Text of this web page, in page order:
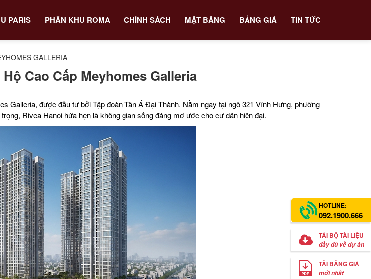
PARIS PHÂN KHU ROMA CHÍNH SÁCH MẶT BẰNG BẢNG GIÁ TIN TỨC
GALLERIA
Cao Cấp Meyhomes Galleria
Galleria, được đầu tư bởi Tập đoàn Tân Á Đại Thành. Nằm ngay tại ngõ 321 Vĩnh Hưng, phường
Rivea Hanoi hứa hẹn là không gian sống đáng mơ ước cho cư dân hiện đại.
HOTLINE:
092.1900.666
TẢI BỘ TÀI LIỆU
đầy đủ về dự án
TẢI BẢNG GIÁ
mới nhất